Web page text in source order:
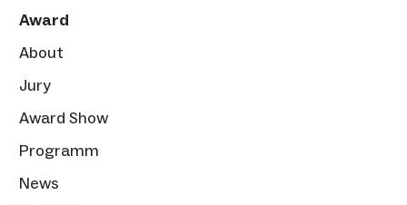
Award
About
Jury
Award Show
Programm
News